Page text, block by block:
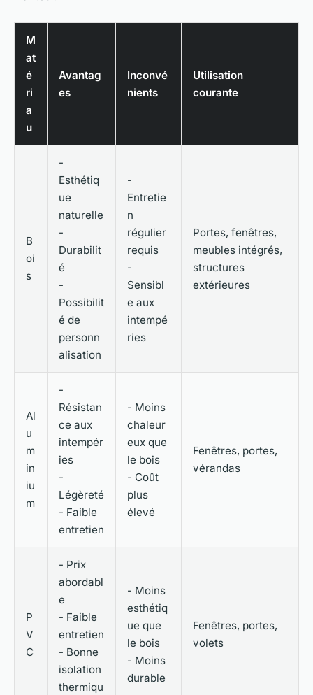
M
at
é
ri
a
u
Avantag
es
Inconvé
nients
Utilisation
courante
B
oi
s
-
Esthétiq
ue
naturelle
-
Durabilit
é
-
Possibilit
é de
personn
alisation
-
Entretie
n
régulier
requis
-
Sensibl
e aux
intempé
ries
Portes, fenêtres,
meubles intégrés,
structures
extérieures
Al
u
m
in
iu
m
-
Résistan
ce aux
intempér
ies
-
Légèreté
- Faible
entretien
- Moins
chaleur
eux que
le bois
- Coût
plus
élevé
Fenêtres, portes,
vérandas
P
V
C
- Prix
abordabl
e
- Faible
entretien
- Bonne
isolation
thermiqu
- Moins
esthétiq
ue que
le bois
- Moins
durable
Fenêtres, portes,
volets